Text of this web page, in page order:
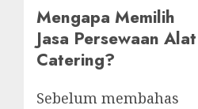
Mengapa Memilih
Jasa Persewaan Alat
Catering?
Sebelum membahas